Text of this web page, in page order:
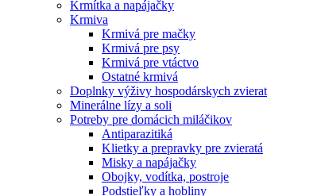
Krmítka a napájačky
Krmiva
Krmivá pre mačky
Krmivá pre psy
Krmivá pre vtáctvo
Ostatné krmivá
Doplnky výživy hospodárskych zvierat
Minerálne lízy a soli
Potreby pre domácich miláčikov
Antiparazitiká
Klietky a prepravky pre zvieratá
Misky a napájačky
Obojky, vodítka, postroje
Podstieľky a hobliny